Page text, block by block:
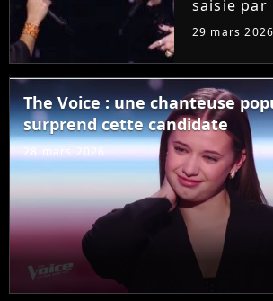
saisie par
Hier soir
Joanna,
finaliste
la coach.
résisté...
29 mars 2026
The Voice : une chanteuse
surprend cette candidate
28 mars 2026